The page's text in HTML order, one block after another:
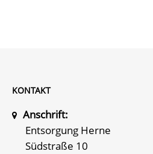
KONTAKT
Anschrift:
Entsorgung Herne
Südstraße 10